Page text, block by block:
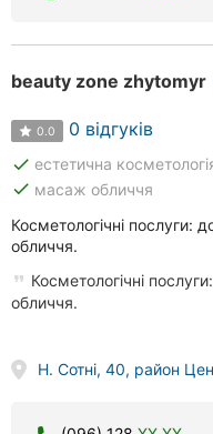
beauty zone zhytomyr
0.0 0 відгуків
done естетична
done масаж обличчя
Косметологічні послуги:
обличчя.
Косметологічні
обличчя.
Н. Сотні, 40, район